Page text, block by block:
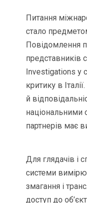
Питання
стало
Повідомлення
представників
Investigations у
критику в
й
національними
партнерів має
Для глядачів і
системи
змагання і
доступ до